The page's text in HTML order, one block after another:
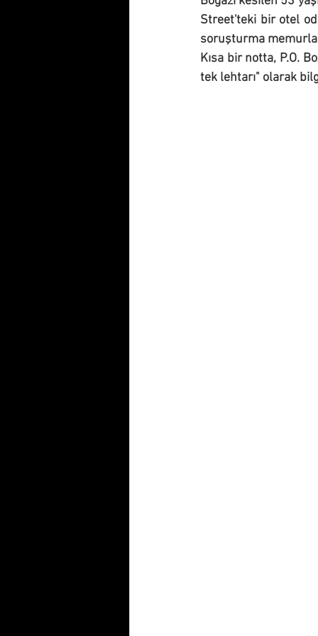
Street'teki bir otel
soruşturma
Kısa bir notta, P.O.
tek lehtarı" olarak